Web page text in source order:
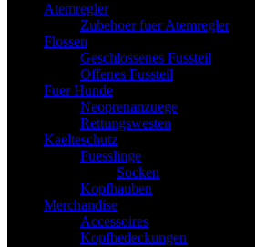
Atemregler
Zubehoer fuer Atemregler
Flossen
Geschlossenes Fussteil
Offenes Fussteil
Fuer Hunde
Neoprenanzuege
Rettungswesten
Kaelteschutz
Fuesslinge
Socken
Kopfhauben
Merchandise
Accessoires
Kopfbedeckungen